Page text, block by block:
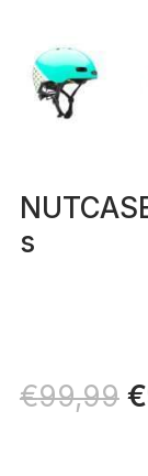
s
€99,99 Il
€